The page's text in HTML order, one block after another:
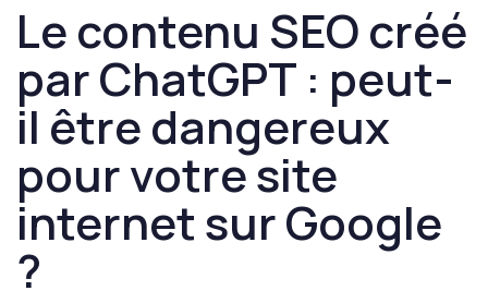
Le contenu SEO créé
par ChatGPT : peut-
il être dangereux
pour votre site
internet sur Google
?
on:
in: